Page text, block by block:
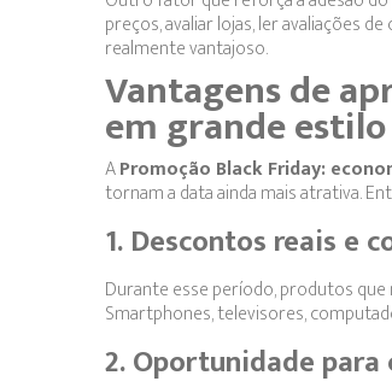
preços, avaliar lojas, ler avaliações
realmente vantajoso.
Vantagens de
em grande estilo
APromoção Black Friday:
tornam a data ainda mais atrativa.
1. Descontos reais e
Durante esse período, produtos
Smartphones, televisores,
2. Oportunidade